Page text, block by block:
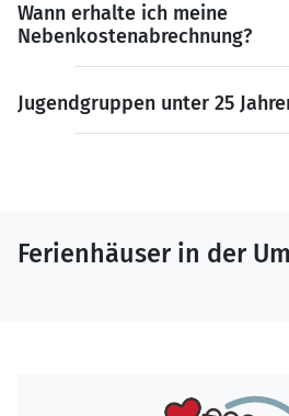
Wann erhalte ich meine
Nebenkostenabrechnung?
Jugendgruppen unter 25
Ferienhäuser in der